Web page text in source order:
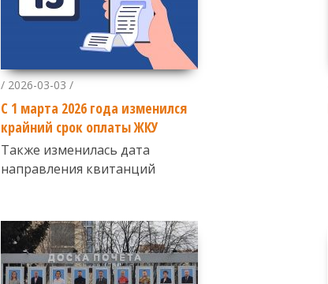
/ 2026-03-03 /
С 1 марта 2026 года изменился
крайний срок оплаты ЖКУ
Также изменилась дата
направления квитанций